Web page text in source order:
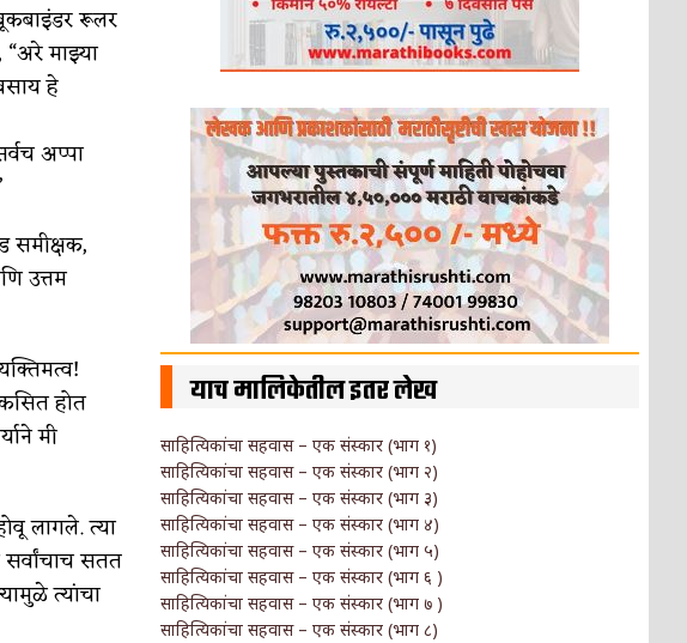
रूलर
माझ्या
हे
अप्पा
समीक्षक,
उत्तम
होत
मी
लागले. त्या
सर्वांचाच सतत
त्यांचा
याच मालिकेतील इतर लेख
साहित्यिकांचा सहवास – एक संस्कार (भाग १)
साहित्यिकांचा सहवास – एक संस्कार (भाग २)
साहित्यिकांचा सहवास – एक संस्कार (भाग ३)
साहित्यिकांचा सहवास – एक संस्कार (भाग ४)
साहित्यिकांचा सहवास – एक संस्कार (भाग ५)
साहित्यिकांचा सहवास – एक संस्कार (भाग ६ )
साहित्यिकांचा सहवास – एक संस्कार (भाग ७ )
साहित्यिकांचा सहवास – एक संस्कार (भाग ८)